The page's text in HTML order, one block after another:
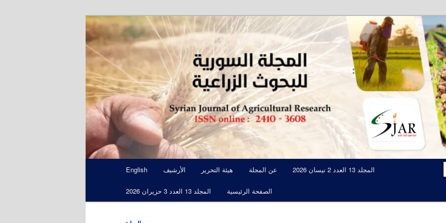
المجلة السورية للبحوث الزراعية SJAR
مجلة علمية محكمة تصدرها الهيئة العامة للبحوث العلمية الزراعية
English الأرشيف هيئة التحرير عن المجلة المجلد 13 العدد 2 نيسان 2026
المجلد 13 العدد 3 حزيران 2026 الصفحة الرئيسية